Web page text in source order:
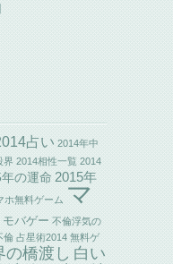
占い 2014年中
界 2014相性一覧 2014
の運命 2015年
ホ無料ゲーム マ
モバゲー 不倫浮気の
倫 占星術2014 無料ゲ
の橋渡し 白い